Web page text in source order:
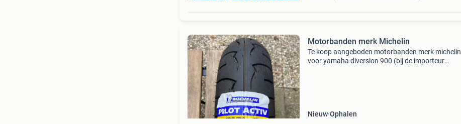
Motorbanden merk Michelin
Te koop aangeboden motorbanden merk michelin
voor yamaha diversion 900 (bij de importeur
Nieuw Ophalen